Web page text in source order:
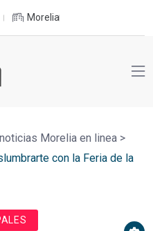
Morelia
Morelia en linea >
con la Feria de la